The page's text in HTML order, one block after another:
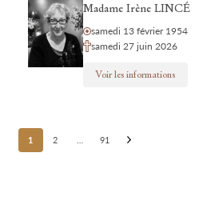
Madame Irène LINCÉ
samedi 13 février 1954
samedi 27 juin 2026
Voir les informations
Posts
pagination
1 2 91